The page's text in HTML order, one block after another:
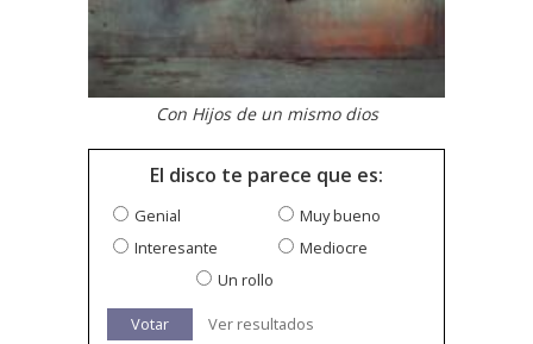
Con Hijos de un mismo dios
El disco te parece que es:
Genial
Muy bueno
Interesante
Mediocre
Un rollo
Votar Ver resultados